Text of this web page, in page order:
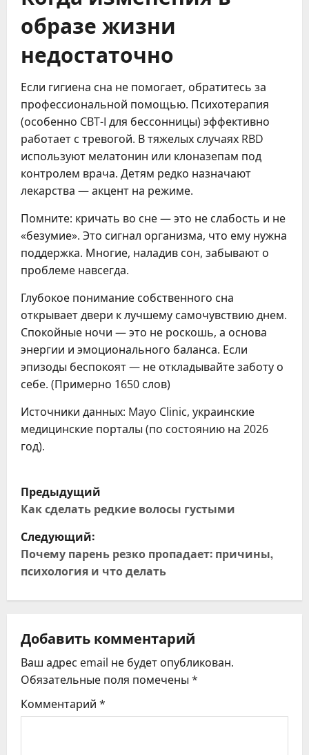
образе жизни
недостаточно
Если гигиена сна не помогает, обратитесь за
профессиональной помощью. Психотерапия
(особенно CBT-I для бессонницы) эффективно
работает с тревогой. В тяжелых случаях RBD
используют мелатонин или клоназепам под
контролем врача. Детям редко назначают
лекарства — акцент на режиме.
Помните: кричать во сне — это не слабость и не
«безумие». Это сигнал организма, что ему нужна
поддержка. Многие, наладив сон, забывают о
проблеме навсегда.
Глубокое понимание собственного сна
открывает двери к лучшему самочувствию днем.
Спокойные ночи — это не роскошь, а основа
энергии и эмоционального баланса. Если
эпизоды беспокоят — не откладывайте заботу о
себе. (Примерно 1650 слов)
Источники данных: Mayo Clinic, украинские
медицинские порталы (по состоянию на 2026
год).
Н
а
в
и
г
а
ц
и
я
Предыдущий
Как сделать редкие волосы густыми
Следующий:
Почему парень резко пропадает: причины,
психология и что делать
Добавить комментарий
Ваш адрес email не будет опубликован.
Обязательные поля помечены *
Комментарий *